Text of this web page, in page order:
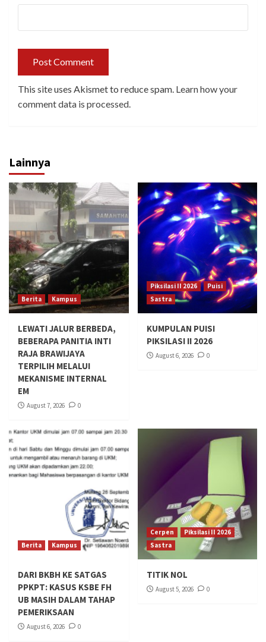
This site uses Akismet to reduce spam. Learn how your
comment data is processed.
Lainnya
Berita Kampus
LEWATI JALUR BERBEDA,
BEBERAPA PANITIA INTI
RAJA BRAWIJAYA
TERPILIH MELALUI
MEKANISME INTERNAL
EM
August 7, 2026 0
Piksilasi II 2026
Puisi
Sastra
KUMPULAN PUISI
PIKSILASI II 2026
August 6, 2026 0
Berita Kampus
DARI BKBH KE SATGAS
PPKPT: KASUS KSBE FH
UB MASIH DALAM TAHAP
PEMERIKSAAN
August 6, 2026 0
Cerpen
Piksilasi II 2026
Sastra
TITIK NOL
August 5, 2026 0